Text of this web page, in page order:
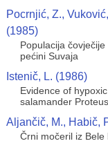
Pocrnjić, Z.,
(1985)
Populacija
pećini Suvaja
Istenič, L. (1986)
Evidence of
salamander
Aljančič, M., Habič,
Črni močeril iz